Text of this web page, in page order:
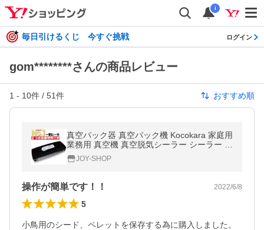
i
毎日引けるくじ 今すぐ挑戦 ログイン
gom********さんの商品レビュー
1 - 10件 / 51件 おすすめ順
真空パック器 真空パック機 Kocokara 家庭用
業務用 真空機 真空脱気シーラー シーラー 真
空パック 吸引力85Kpa 専用袋100枚プレゼ
ント 安全装置搭載
JOY-SHOP
操作が簡単です！！ 2022/6/8
5
小鳥用のシード、ペレットを保存する為に購入しました。